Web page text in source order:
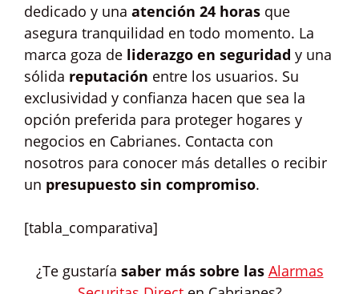
dedicado y una atención 24 horas que
asegura tranquilidad en todo momento. La
marca goza de liderazgo en seguridad y una
sólida reputación entre los usuarios. Su
exclusividad y confianza hacen que sea la
opción preferida para proteger hogares y
negocios en Cabrianes. Contacta con
nosotros para conocer más detalles o recibir
un presupuesto sin compromiso.
[tabla_comparativa]
¿Te gustaría saber más sobre las Alarmas